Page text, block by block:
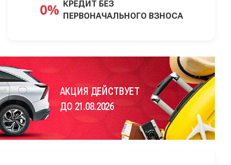
КРЕДИТ БЕЗ
ПЕРВОНАЧАЛЬНОГО ВЗНОСА
АКЦИЯ ДЕЙСТВУЕТ
ДО 21.08.2026